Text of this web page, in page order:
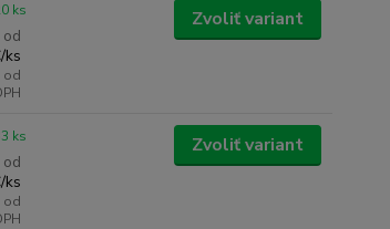
/ks
od
ks Zvoliť variant
/ks
od
ks Zvoliť variant